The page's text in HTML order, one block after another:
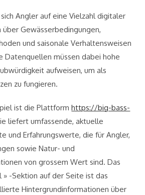
Angler auf eine Vielzahl digitaler
Gewässerbedingungen,
und saisonale Verhaltensweisen
Datenquellen müssen dabei hohe
aufweisen, um als
zu fungieren.
ist die Plattformhttps://big-bass-
liefert umfassende, aktuelle
und Erfahrungswerte, die für Angler,
sowie Natur- und
von grossem Wert sind. Das
» -Sektion auf der Seite ist das
Hintergrundinformationen über